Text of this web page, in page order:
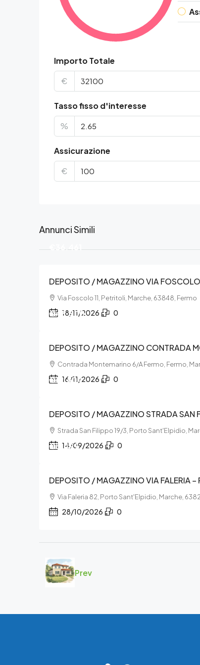
Importo Totale
€
Tasso fisso d'interesse
%
Assicurazione
€
Annunci Simili
€36.461
DEPOSITO / MAGAZZINO VIA
Via Foscolo 11, Petritoli, Marche, 63848, Fermo
18/11/2026 0
€43.500
DEPOSITO / MAGAZZINO CONTRADA
Contrada Montemarino 6/A Fermo, Fermo,
16/11/2026 0
€12.804
DEPOSITO / MAGAZZINO STRADA SAN
Strada San Filippo 19/3, Porto Sant'Elpidio,
14/09/2026 0
€5.499
DEPOSITO / MAGAZZINO VIA FALERIA –
Via Faleria 82, Porto Sant'Elpidio, Marche,
28/10/2026 0
Prev